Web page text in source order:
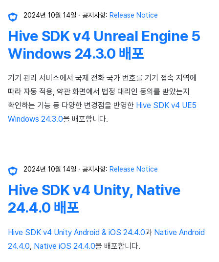
2024년 10월 14일 공지사항: Release Notice
Hive SDK v4 Unreal Engine 5
Windows 24.3.0 배포
기기 관리 서비스에서 국제 전화 국가 번호를 기기 접속 지역에
따라 자동 적용, 약관 화면에서 법정 대리인 동의를 받았는지
확인하는 기능 등 다양한 변경점을 반영한 Hive SDK v4 UE5
Windows 24.3.0을 배포합니다.
2024년 10월 14일 공지사항: Release Notice
Hive SDK v4 Unity, Native
24.4.0 배포
Hive SDK v4 Unity Android & iOS 24.4.0과 Native Android
24.4.0 Native iOS 24.4.0을 배포합니다.